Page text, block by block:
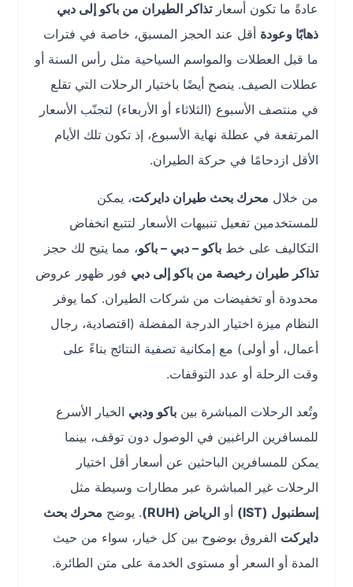
عادةً ما تكون أسعارتذاكر الطيران من باكو إلى دبي
ذهابًا وعودةأقل عند الحجز المسبق، خاصة في فترات
ما قبل العطلات والمواسم السياحية مثل رأس السنة أو
عطلات الصيف. ينصح أيضًا باختيار الرحلات التي تقلع
في منتصف الأسبوع (الثلاثاء أو الأربعاء) لتجنّب الأسعار
المرتفعة في عطلة نهاية الأسبوع، إذ تكون تلك الأيام
الأقل ازدحامًا في حركة الطيران.
من خلال محرك بحث طيران دايركت، يمكن
للمستخدمين تفعيل تنبيهات الأسعار لتتبع انخفاض
التكاليف على خط باكو – دبي – باكو ، مما يتيح لك حجز
تذاكر طيران رخيصة من باكو إلى دبيفور ظهور عروض
محدودة أو تخفيضات من شركات الطيران. كما يوفر
النظام ميزة اختيار الدرجة المفضلة (اقتصادية، رجال
أعمال، أو أولى) مع إمكانية تصفية النتائج بناءً على
وقت الرحلة أو عدد التوقفات.
وتُعد الرحلات المباشرة بين باكو ودبيالخيار الأسرع
للمسافرين الراغبين في الوصول دون توقف، بينما
يمكن للمسافرين الباحثين عن أسعار أقل اختيار
الرحلات غير المباشرة عبر مطارات وسيطة مثل
إسطنبول (IST)
أوالرياض (RUH) . يوضح محرك بحث
دايركتالفروق بوضوح بين كل خيار، سواء من حيث
المدة أو السعر أو مستوى الخدمة على متن الطائرة.